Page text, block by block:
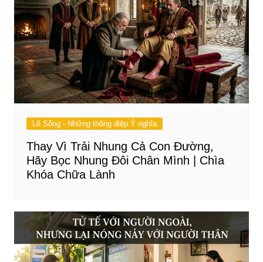
Lẽ Sống - Những thông điệp Ý nghĩa
Thay Vì Trải Nhung Cả Con Đường,
Hãy Bọc Nhung Đôi Chân Mình | Chìa
Khóa Chữa Lành